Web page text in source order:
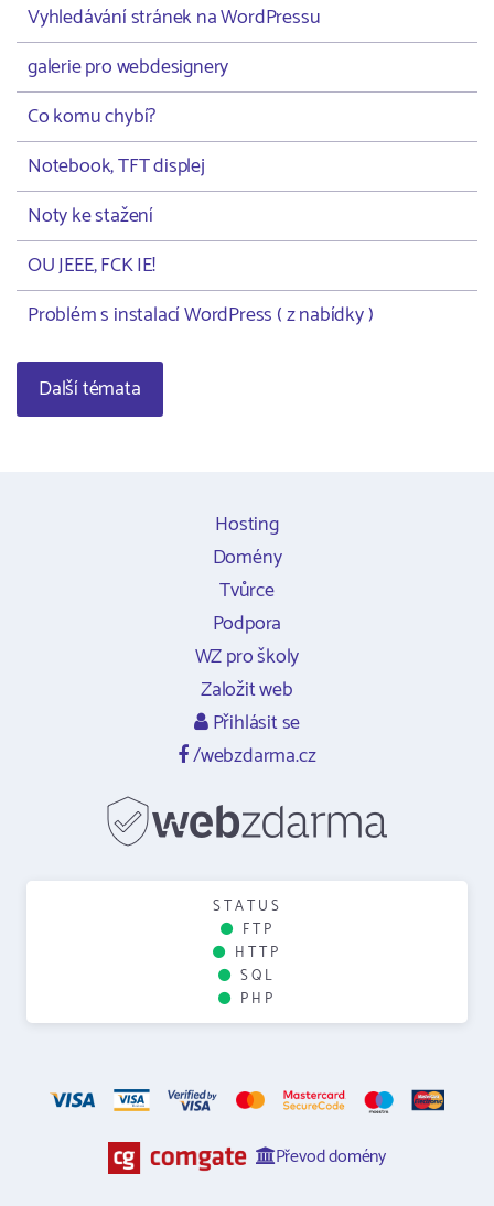
Vyhledávání stránek na WordPressu
galerie pro webdesignery
Co komu chybí?
Notebook, TFT displej
Noty ke stažení
OU JEEE, FCK IE!
Problém s instalací WordPress ( z nabídky )
Další témata
Hosting
Domény
Tvůrce
Podpora
WZ pro školy
Založit web
Přihlásit se
/webzdarma.cz
STATUS
FTP
HTTP
SQL
PHP
Převod domény